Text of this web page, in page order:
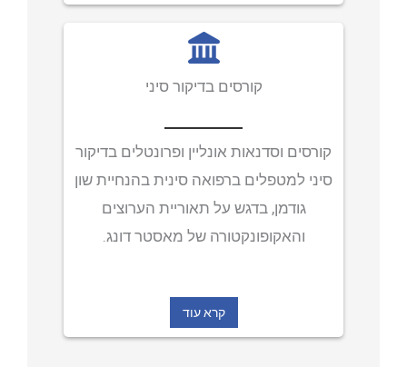
קורסים בדיקור סיני
קורסים וסדנאות אונליין ופרונטלים בדיקור
סיני למטפלים ברפואה סינית בהנחיית שון
גודמן, בדגש על תאוריית הערוצים
והאקופונקטורה של מאסטר דונג.
קרא עוד
יצירת קשר
התחבר